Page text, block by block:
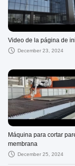
Video de la página de
December 23, 2024
Máquina para cortar
membrana
December 25, 2024